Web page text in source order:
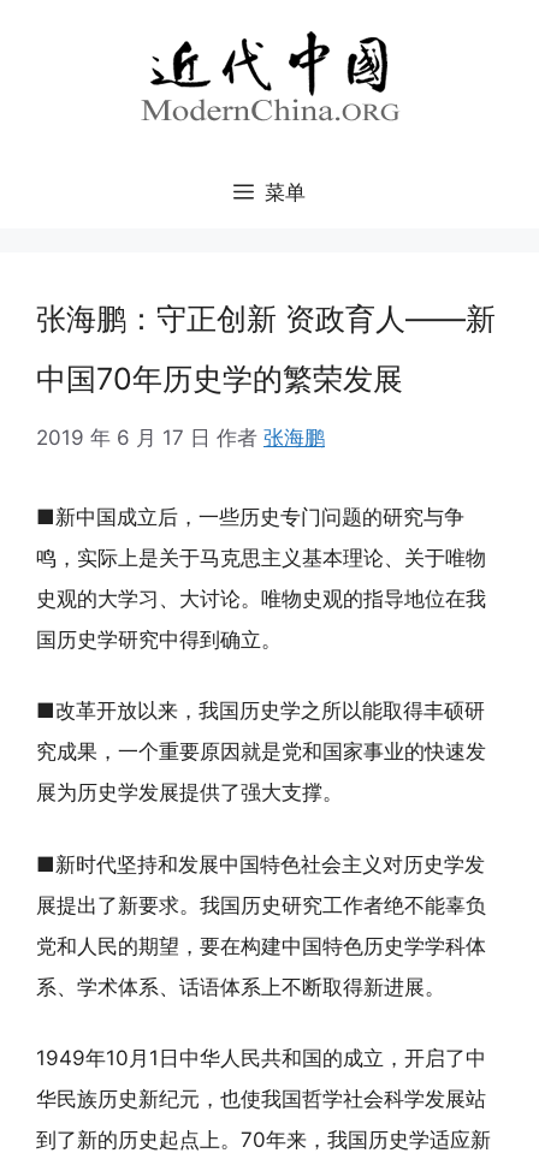
菜单
张海鹏：守正创新 资政育人——新
中国70年历史学的繁荣发展
2019 年 6 月 17 日 作者 张海鹏
■新中国成立后，一些历史专门问题的研究与争
鸣，实际上是关于马克思主义基本理论、关于唯物
史观的大学习、大讨论。唯物史观的指导地位在我
国历史学研究中得到确立。
■改革开放以来，我国历史学之所以能取得丰硕研
究成果，一个重要原因就是党和国家事业的快速发
展为历史学发展提供了强大支撑。
■新时代坚持和发展中国特色社会主义对历史学发
展提出了新要求。我国历史研究工作者绝不能辜负
党和人民的期望，要在构建中国特色历史学学科体
系、学术体系、话语体系上不断取得新进展。
1949年10月1日中华人民共和国的成立，开启了中
华民族历史新纪元，也使我国哲学社会科学发展站
到了新的历史起点上。70年来，我国历史学适应新